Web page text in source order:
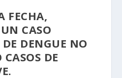
FECHA,
CASO
DENGUE NO
CASOS DE